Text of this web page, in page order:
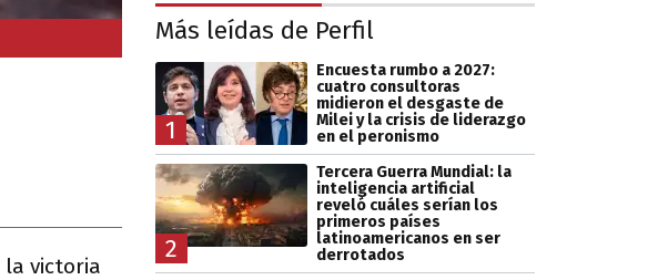
victoria
Más leídas de Perfil
1
Encuesta rumbo a 2027:
cuatro consultoras
midieron el desgaste de
Milei y la crisis de liderazgo
en el peronismo
2
Tercera Guerra Mundial: la
inteligencia artificial
reveló cuáles serían los
primeros países
latinoamericanos en ser
derrotados